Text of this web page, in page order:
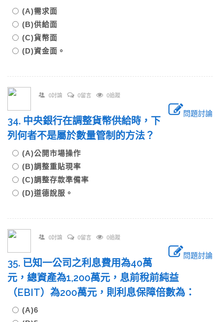
(A)需求面
(B)供給面
(C)貨幣面
(D)資金面。
0討論 0留言 0追蹤
問題討論
34. 中央銀行在調整貨幣供給時，下
列何者不是屬於數量管制的方法？
(A)公開市場操作
(B)調整重貼現率
(C)調整存款準備率
(D)道德說服。
0討論 0留言 0追蹤
問題討論
35. 已知一公司之利息費用為40萬
元，總資產為1,200萬元，息前稅前純益
（EBIT）為200萬元，則利息保障倍數為：
(A)6